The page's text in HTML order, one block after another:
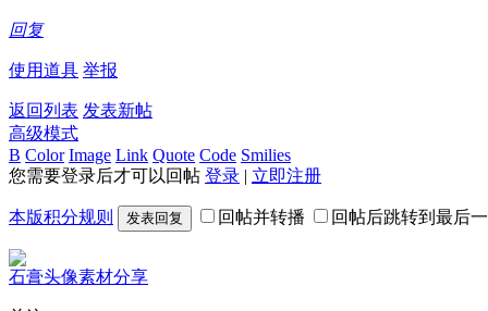
回复
使用道具 举报
返回列表 发表新帖
高级模式
B Color Image Link Quote Code Smilies
您需要登录后才可以回帖 登录 | 立即注册
本版积分规则 发表回复 回帖并转播 回帖后跳转到最后
石膏头像素材分享